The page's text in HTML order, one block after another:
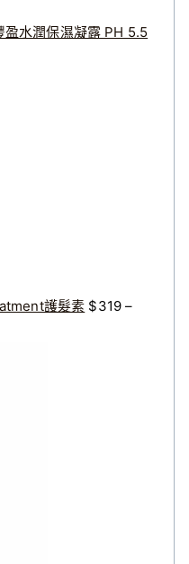
水潤保濕凝露 PH 5.5
護髮素 $319 –